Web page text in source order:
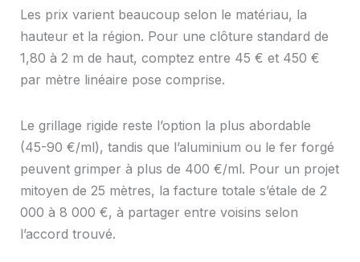
Les prix varient beaucoup selon le matériau, la
hauteur et la région. Pour une clôture standard de
1,80 à 2 m de haut, comptez entre 45 € et 450 €
par mètre linéaire pose comprise.
Le grillage rigide reste l’option la plus abordable
(45-90 €/ml), tandis que l’aluminium ou le fer forgé
peuvent grimper à plus de 400 €/ml. Pour un projet
mitoyen de 25 mètres, la facture totale s’étale de 2
000 à 8 000 €, à partager entre voisins selon
l’accord trouvé.